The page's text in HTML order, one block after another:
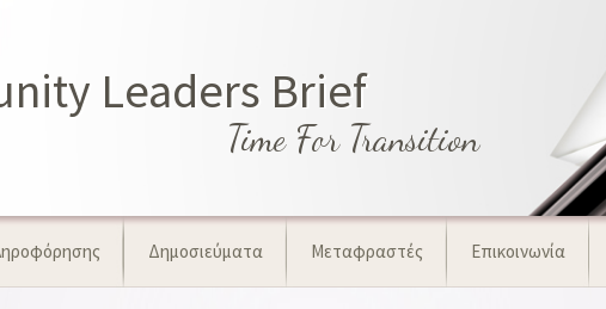
Leaders Brief
Time For Transition
Δημοσιεύματα Μεταφραστές Επικοινωνία